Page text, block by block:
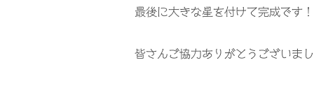
最後に大きな星を付けて完成です！
皆さんご協力ありがとうございま